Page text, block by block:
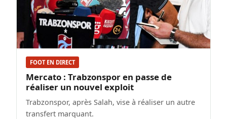
FOOT EN DIRECT
Mercato : Trabzonspor en passe de
réaliser un nouvel exploit
Trabzonspor, après Salah, vise à réaliser un autre
transfert marquant.